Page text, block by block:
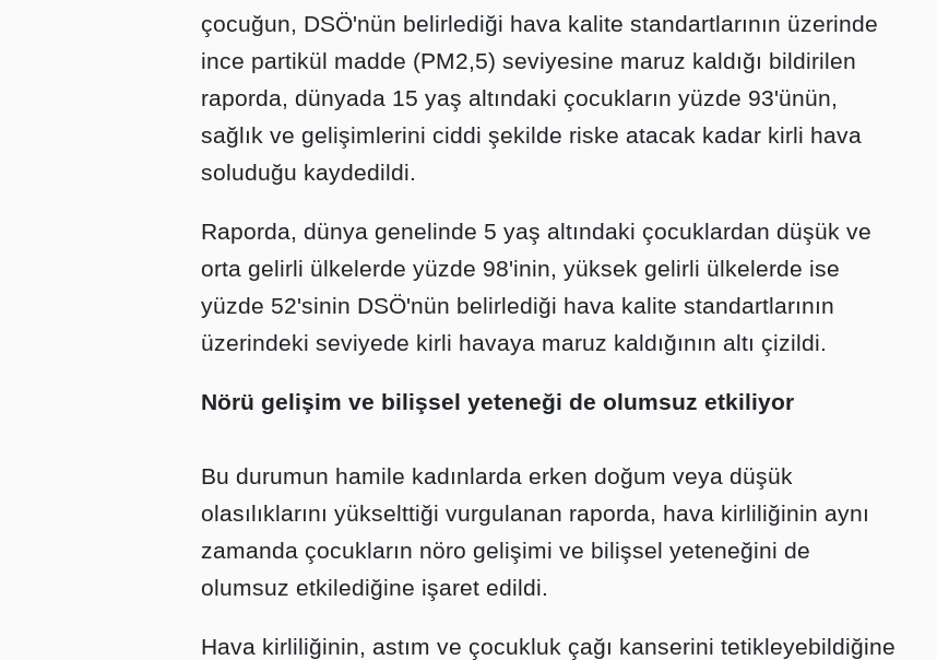
çocuğun, DSÖ'nün belirlediği hava kalite standartlarının üzerinde
ince partikül madde (PM2,5) seviyesine maruz kaldığı bildirilen
raporda, dünyada 15 yaş altındaki çocukların yüzde 93'ünün,
sağlık ve gelişimlerini ciddi şekilde riske atacak kadar kirli hava
soluduğu kaydedildi.
Raporda, dünya genelinde 5 yaş altındaki çocuklardan düşük ve
orta gelirli ülkelerde yüzde 98'inin, yüksek gelirli ülkelerde ise
yüzde 52'sinin DSÖ'nün belirlediği hava kalite standartlarının
üzerindeki seviyede kirli havaya maruz kaldığının altı çizildi.
Nörü gelişim ve bilişsel yeteneği de olumsuz etkiliyor
Bu durumun hamile kadınlarda erken doğum veya düşük
olasılıklarını yükselttiği vurgulanan raporda, hava kirliliğinin aynı
zamanda çocukların nöro gelişimi ve bilişsel yeteneğini de
olumsuz etkilediğine işaret edildi.
Hava kirliliğinin, astım ve çocukluk çağı kanserini tetikleyebildiğine